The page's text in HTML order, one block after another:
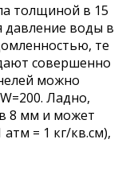
толщиной в 15
давление воды в
те
совершенно
можно
Ладно,
8 мм и может
= 1 кг/кв.см),